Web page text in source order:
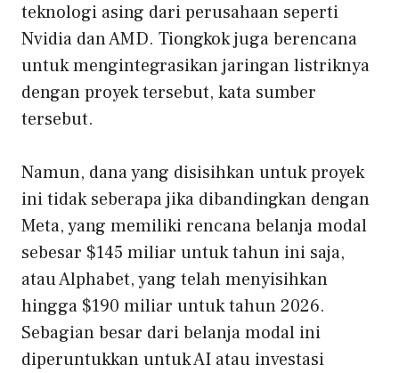
teknologi asing dari perusahaan seperti
Nvidia dan AMD. Tiongkok juga berencana
untuk mengintegrasikan jaringan listriknya
dengan proyek tersebut, kata sumber
tersebut.
Namun, dana yang disisihkan untuk proyek
ini tidak seberapa jika dibandingkan dengan
Meta, yang memiliki rencana belanja modal
sebesar $145 miliar untuk tahun ini saja,
atau Alphabet, yang telah menyisihkan
hingga $190 miliar untuk tahun 2026.
Sebagian besar dari belanja modal ini
diperuntukkan untuk AI atau investasi